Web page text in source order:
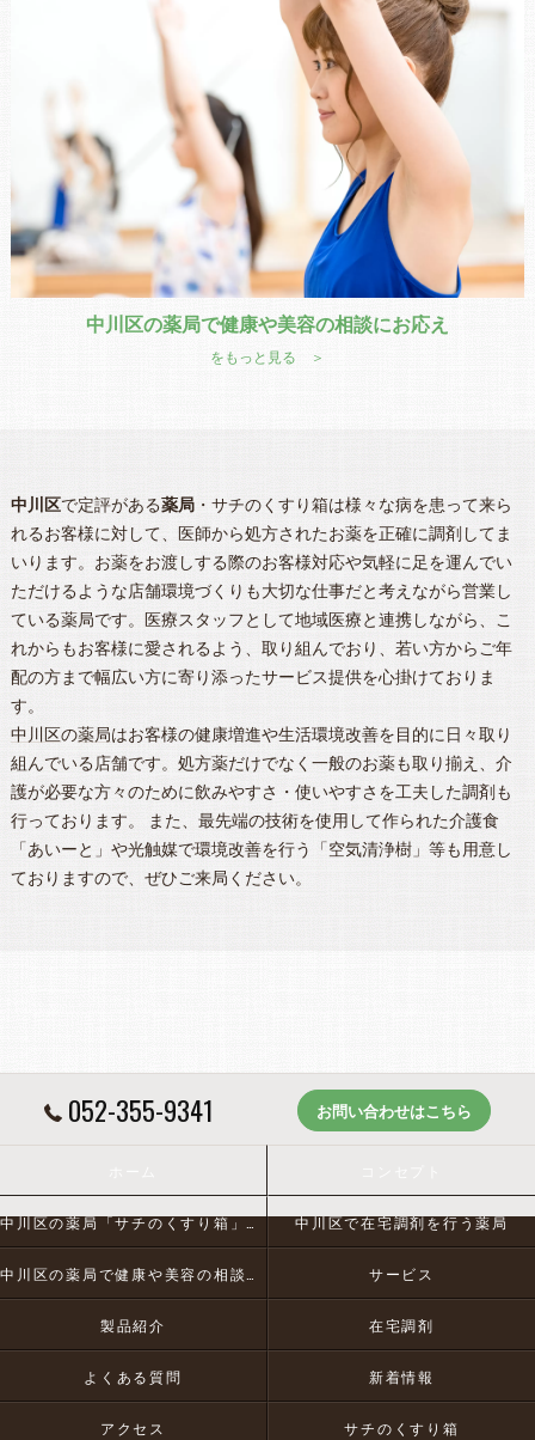
中川区の薬局で健康や美容の相談にお応え
をもっと見る ＞
中川区で定評がある薬局・サチのくすり箱は様々な病を患って来ら
れるお客様に対して、医師から処方されたお薬を正確に調剤してま
いります。お薬をお渡しする際のお客様対応や気軽に足を運んでい
ただけるような店舗環境づくりも大切な仕事だと考えながら営業し
ている薬局です。医療スタッフとして地域医療と連携しながら、こ
れからもお客様に愛されるよう、取り組んでおり、若い方からご年
配の方まで幅広い方に寄り添ったサービス提供を心掛けておりま
す。
中川区の薬局はお客様の健康増進や生活環境改善を目的に日々取り
組んでいる店舗です。処方薬だけでなく一般のお薬も取り揃え、介
護が必要な方々のために飲みやすさ・使いやすさを工夫した調剤も
行っております。 また、最先端の技術を使用して作られた介護食
「あいーと」や光触媒で環境改善を行う「空気清浄樹」等も用意し
ておりますので、ぜひご来局ください。
052-355-9341 お問い合わせはこちら
中川区の薬局「サチのくすり箱」とは 中川区で在宅調剤を行う薬局
サービス
製品紹介 在宅調剤
よくある質問 新着情報
アクセス サチのくすり箱